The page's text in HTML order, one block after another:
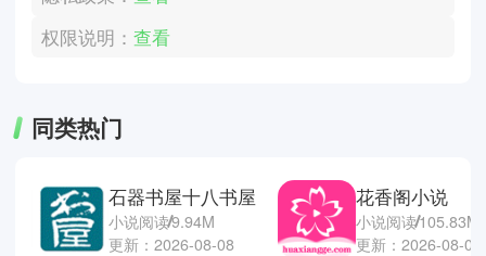
权限说明：查看
同类热门
石器书屋十八书屋
小说阅读9.94M
更新：2026-08-08
花香阁小说
小说阅读105.83M
更新：2026-08-08